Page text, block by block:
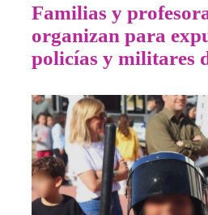
Familias y
organizan para
policías y militares